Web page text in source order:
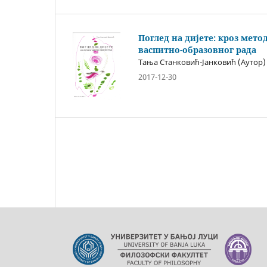
Поглед на дијете: кроз
васпитно-образовног рада
Тања Станковић-Јанковић (Аутор)
2017-12-30